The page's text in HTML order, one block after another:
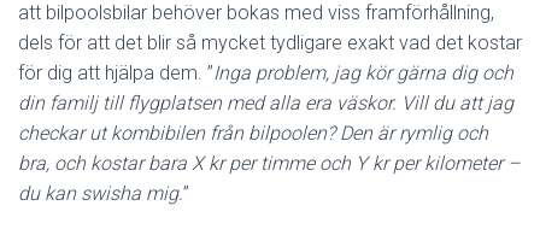
att bilpoolsbilar behöver bokas med viss framförhållning,
dels för att det blir så mycket tydligare exakt vad det kostar
för dig att hjälpa dem. ”Inga problem, jag kör gärna dig och
din familj till flygplatsen med alla era väskor. Vill du att jag
checkar ut kombibilen från bilpoolen? Den är rymlig och
bra, och kostar bara X kr per timme och Y kr per kilometer –
du kan swisha mig.”